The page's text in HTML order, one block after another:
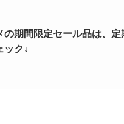
の期間限定セール品は、定
ック↓